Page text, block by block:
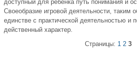
доступный для ребенка путь понимания и
Своеобразие игровой деятельности, таким
единстве с практической деятельностью и
действенный характер.
Страницы: 1 2 3